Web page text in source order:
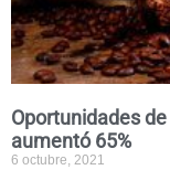
Oportunidades
aumentó 65%
6 octubre, 2021